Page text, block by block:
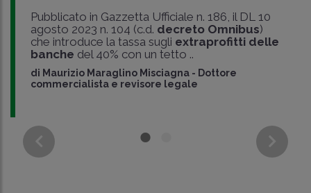
Pubblicato in Gazzetta Ufficiale n. 186, il DL 10
agosto 2023 n. 104 (c.d. decreto Omnibus)
che introduce la tassa sugli extraprofitti delle
banche del 40% con un tetto ..
di Maurizio Maraglino Misciagna - Dottore
commercialista e revisore legale